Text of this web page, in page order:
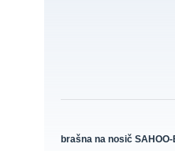
brašna na nosič